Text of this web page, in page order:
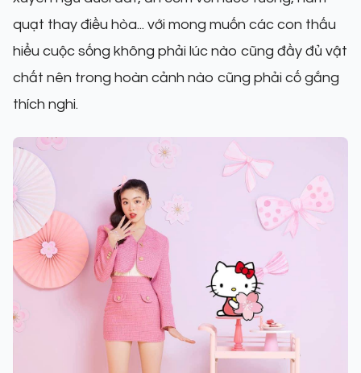
quạt thay điều hòa... với mong muốn các con thấu
hiểu cuộc sống không phải lúc nào cũng đầy đủ vật
chất nên trong hoàn cảnh nào cũng phải cố gắng
thích nghi.